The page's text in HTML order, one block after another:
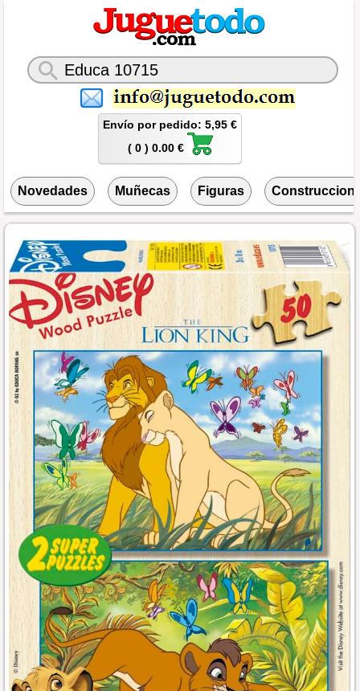
Envío por pedido: 5,95 €
( 0 ) 0.00 €
Novedades Muñecas Figuras